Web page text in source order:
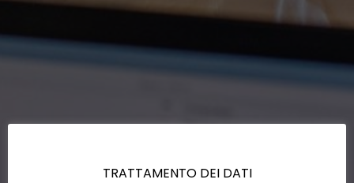
TRATTAMENTO DEI DATI